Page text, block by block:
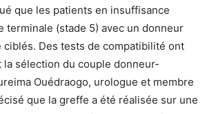
que les patients en insuffisance
terminale (stade 5) avec un donneur
Des tests de compatibilité ont
la sélection du couple donneur-
Ouédraogo, urologue et membre
que la greffe a été réalisée sur une